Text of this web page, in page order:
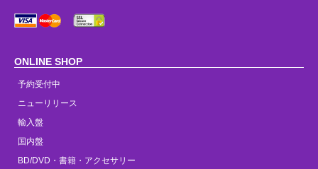
ONLINE SHOP
予約受付中
ニューリリース
輸入盤
国内盤
BD/DVD・書籍・アクセサリー